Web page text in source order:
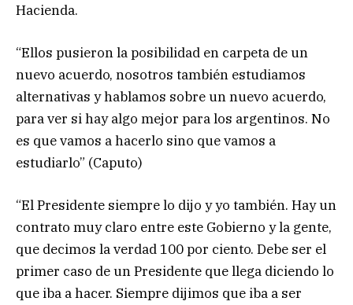
Hacienda.
“Ellos pusieron la posibilidad en carpeta de un
nuevo acuerdo, nosotros también estudiamos
alternativas y hablamos sobre un nuevo acuerdo,
para ver si hay algo mejor para los argentinos. No
es que vamos a hacerlo sino que vamos a
estudiarlo” (Caputo)
“El Presidente siempre lo dijo y yo también. Hay un
contrato muy claro entre este Gobierno y la gente,
que decimos la verdad 100 por ciento. Debe ser el
primer caso de un Presidente que llega diciendo lo
que iba a hacer. Siempre dijimos que iba a ser